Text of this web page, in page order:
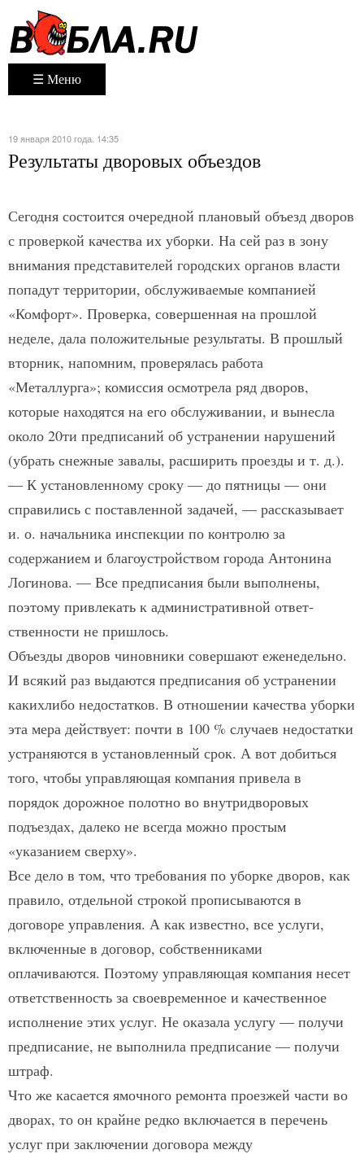
☰ Меню
19 января 2010 года. 14:35
Результаты дворовых объездов
Сегодня состоится очередной плановый объезд дворов
с проверкой качества их уборки. На сей раз в зону
внимания представителей городских органов власти
попадут территории, обслуживаемые компанией
«Комфорт». Проверка, совершенная на прошлой
неделе, дала положительные результаты. В прошлый
вторник, напомним, проверялась работа
«Металлурга»; комиссия осмотрела ряд дворов,
которые находятся на его обслуживании, и вынесла
около 20­ти предписаний об устранении нарушений
(убрать снежные завалы, расширить проезды и т. д.).
— К установленному сроку — до пятницы — они
справились с поставленной задачей, — рассказывает
и. о. начальника инспекции по контролю за
содержанием и благоустройством города Антонина
Логинова. — Все предписания были выполнены,
поэтому привлекать к административной ответ­
ственности не пришлось.
Объезды дворов чиновники совершают еженедельно.
И всякий раз выдаются предписания об устранении
каких­либо недостатков. В отношении качества уборки
эта мера действует: почти в 100 % случаев недостатки
устраняются в установленный срок. А вот добиться
того, чтобы управляющая компания привела в
порядок дорожное полотно во внутридворовых
подъездах, далеко не всегда можно простым
«указанием сверху».
Все дело в том, что требования по уборке дворов, как
правило, отдельной строкой прописываются в
договоре управления. А как известно, все услуги,
включенные в договор, собственниками
оплачиваются. Поэтому управляющая компания несет
ответ­ственность за своевременное и качественное
исполнение этих услуг. Не оказала услугу — получи
предписание, не выполнила пред­писание — получи
штраф.
Что же касается ямочного ремонта проезжей части во
дворах, то он крайне редко включается в перечень
услуг при заключении договора между